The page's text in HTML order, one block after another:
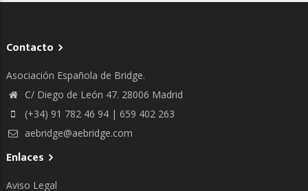
Contacto
Asociación Española de Bridge.
C/ Diego de León 47. 28006 Madrid
(+34) 91 782 46 94 | 659 402 263
aebridge@aebridge.com
Enlaces
Aviso Legal